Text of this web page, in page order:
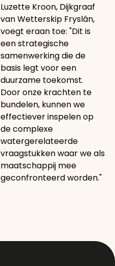
Luzette Kroon, Dijkgraaf
van Wetterskip Fryslân,
voegt eraan toe: "Dit is
een strategische
samenwerking die de
basis legt voor een
duurzame toekomst.
Door onze krachten te
bundelen, kunnen we
effectiever inspelen op
de complexe
watergerelateerde
vraagstukken waar we als
maatschappij mee
geconfronteerd worden."